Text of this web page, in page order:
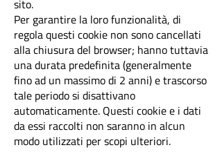
sito.
Per garantire la loro funzionalità, di
regola questi cookie non sono cancellati
alla chiusura del browser; hanno tuttavia
una durata predefinita (generalmente
fino ad un massimo di 2 anni) e trascorso
tale periodo si disattivano
automaticamente. Questi cookie e i dati
da essi raccolti non saranno in alcun
modo utilizzati per scopi ulteriori.